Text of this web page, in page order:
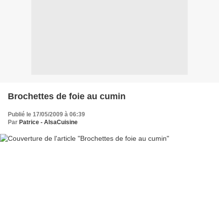
Brochettes de foie au cumin
Publié le 17/05/2009 à 06:39
Par Patrice - AlsaCuisine